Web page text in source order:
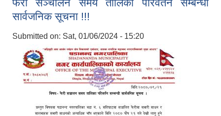
फेरी सञ्चालन समय तालिका परिवर्तन सम्बन्धी
सार्वजनिक सूचना !!!
Submitted on: Sat, 01/06/2024 - 15:20